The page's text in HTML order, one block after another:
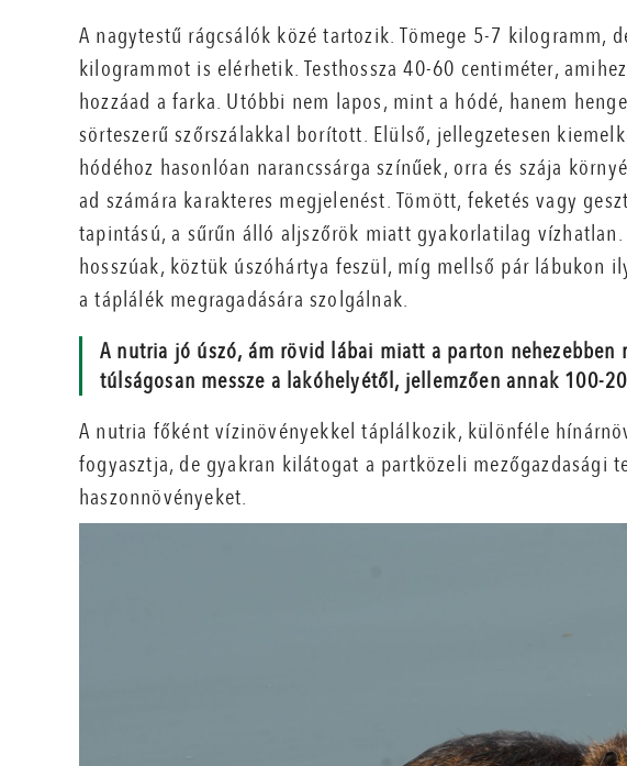
A nagytestű rágcsálók közé tartozik. Tömege 5-7 kilogramm,
kilogrammot is elérhetik. Testhossza 40-60 centiméter,
hozzáad a farka. Utóbbi nem lapos, mint a hódé, hanem
sörteszerű szőrszálakkal borított. Elülső, jellegzetesen
hódéhoz hasonlóan narancssárga színűek, orra és szája
ad számára karakteres megjelenést. Tömött, feketés vagy
tapintású, a sűrűn álló aljszőrök miatt gyakorlatilag
hosszúak, köztük úszóhártya feszül, míg mellső pár lábukon
a táplálék megragadására szolgálnak.
A nutria jó úszó, ám rövid lábai miatt a parton nehezebben
túlságosan messze a lakóhelyétől, jellemzően annak 100-
A nutria főként vízinövényekkel táplálkozik, különféle
fogyasztja, de gyakran kilátogat a partközeli mezőgazdasági
haszonnövényeket.